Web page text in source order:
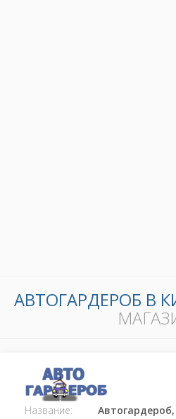
АВТОГАРДЕРОБ В
Название: